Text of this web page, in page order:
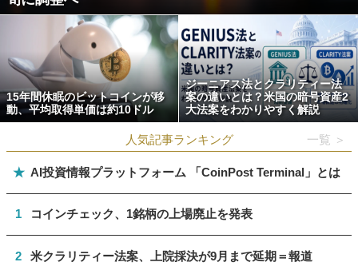
15年間休眠のビットコインが移
動、平均取得単価は約10ドル
ジーニアス法とクラリティー法
案の違いとは？米国の暗号資産2
大法案をわかりやすく解説
人気記事ランキング 一覧 ＞
★ AI投資情報プラットフォーム 「CoinPost Terminal」とは
1 コインチェック、1銘柄の上場廃止を発表
2 米クラリティー法案、上院採決が9月まで延期＝報道